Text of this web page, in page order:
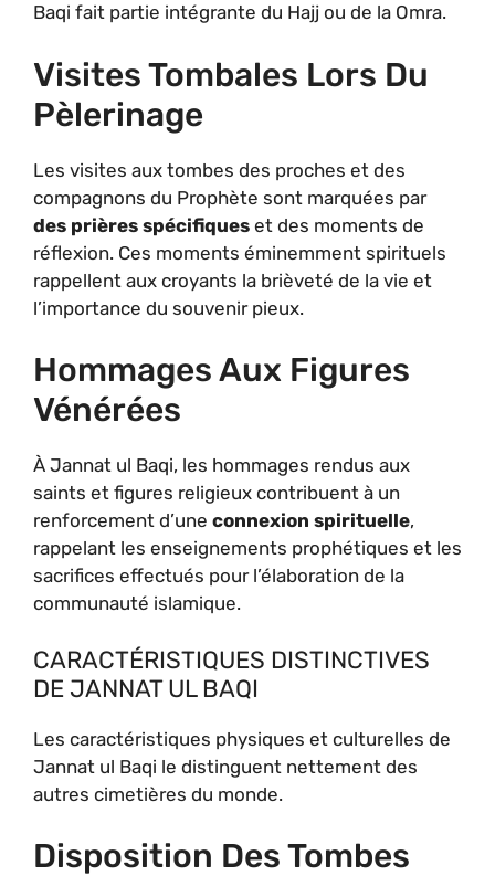
Baqi fait partie intégrante du Hajj ou de la Omra.
Visites Tombales Lors Du
Pèlerinage
Les visites aux tombes des proches et des
compagnons du Prophète sont marquées par
des prières spécifiques et des moments de
réflexion. Ces moments éminemment spirituels
rappellent aux croyants la brièveté de la vie et
l’importance du souvenir pieux.
Hommages Aux Figures
Vénérées
À Jannat ul Baqi, les hommages rendus aux
saints et figures religieux contribuent à un
renforcement d’une connexion spirituelle,
rappelant les enseignements prophétiques et les
sacrifices effectués pour l’élaboration de la
communauté islamique.
CARACTÉRISTIQUES DISTINCTIVES
DE JANNAT UL BAQI
Les caractéristiques physiques et culturelles de
Jannat ul Baqi le distinguent nettement des
autres cimetières du monde.
Disposition Des Tombes